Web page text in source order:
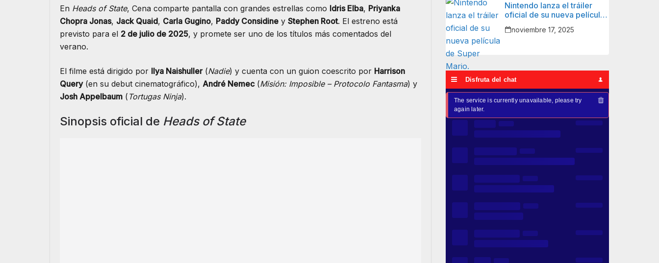
En Heads of State, Cena comparte pantalla con grandes estrellas como Idris Elba, Priyanka
Chopra Jonas, Jack Quaid, Carla Gugino, Paddy Considine y Stephen Root. El estreno está
previsto para el 2 de julio de 2025, y promete ser uno de los títulos más comentados del
verano.
El filme está dirigido por Ilya Naishuller(Nadie) y cuenta con un guion coescrito por Harrison
Query(en su debut cinematográfico), André Nemec(Misión: Imposible – Protocolo Fantasma) y
Josh Appelbaum ( Tortugas Ninja).
Sinopsis oficial de Heads of State
Nintendo lanza el tráiler
oficial de su nueva película
de Super Mario.
noviembre 17, 2025